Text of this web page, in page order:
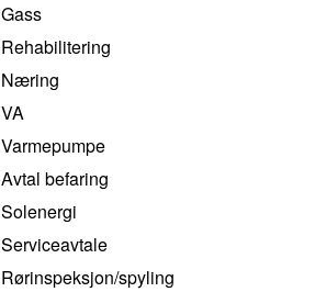
Gass
Rehabilitering
Næring
VA
Varmepumpe
Avtal befaring
Solenergi
Serviceavtale
Rørinspeksjon/spyling